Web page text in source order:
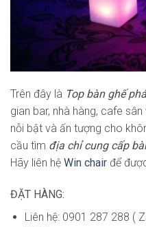
Trên đây là Top bàn ghế
gian bar, nhà hàng, cafe
nỗi bật và ấn tượng cho
cầu tìm địa chỉ cung cấp
Hãy liên hệ Win chair để
ĐẶT HÀNG:
Liên hệ: 0901 287 288 (